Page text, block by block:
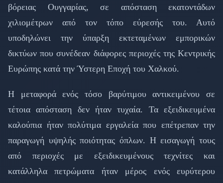
βόρειας Ουγγαρίας, σε απόσταση εκατοντάδων
χιλιομέτρων από τον τόπο εύρεσής του. Αυτό
υποδηλώνει την ύπαρξη εκτεταμένων εμπορικών
δικτύων που συνέδεαν διάφορες περιοχές της Κεντρικής
Ευρώπης κατά την Ύστερη Εποχή του Χαλκού.
Η μεταφορά ενός τόσο βαρύτιμου αντικειμένου σε
τέτοια απόσταση δεν ήταν τυχαία. Τα εξειδικευμένα
καλούπια ήταν πολύτιμα εργαλεία που επέτρεπαν την
παραγωγή υψηλής ποιότητας όπλων. Η εισαγωγή τους
από περιοχές με εξειδικευμένους τεχνίτες και
κατάλληλα πετρώματα ήταν μέρος ενός ευρύτερου